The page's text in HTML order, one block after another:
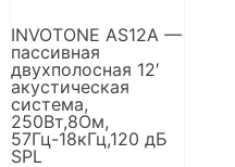
INVOTONE AS12A —
пассивная
двухполосная 12′
акустическая
система,
250Вт,8Ом,
57Гц-18кГц,120 дБ
SPL